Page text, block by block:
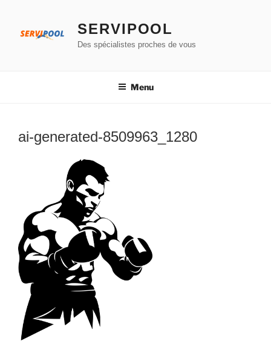
contenu
SERVIPOOL
Des spécialistes proches de vous
Menu
ai-generated-8509963_1280